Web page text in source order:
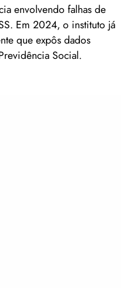
envolvendo falhas de
Em 2024, o instituto já
que expôs dados
Social.